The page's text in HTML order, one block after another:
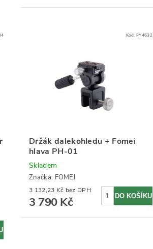
Kód:FY4632
Držák dalekohledu + Fomei
hlava PH-01
Skladem
Značka: FOMEI
3 132,23 Kč bez DPH
3 790 Kč